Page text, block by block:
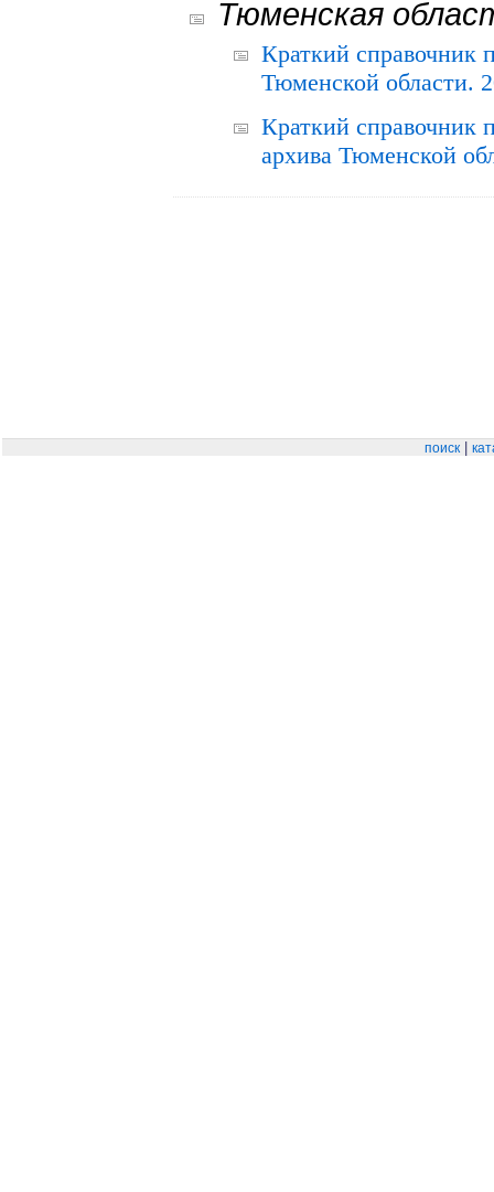
Тюменская
Краткий справочник
Тюменской области.
Краткий справочник
архива Тюменской
поиск